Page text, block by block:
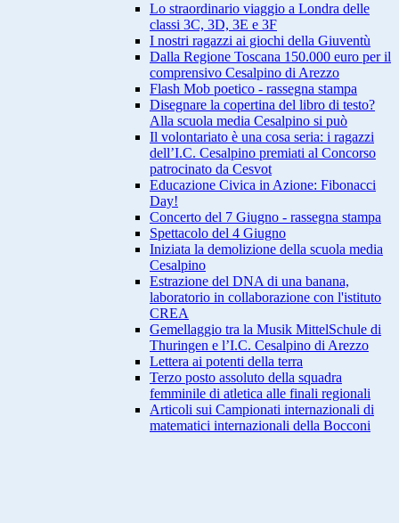
Lo straordinario viaggio a Londra delle
classi 3C, 3D, 3E e 3F
I nostri ragazzi ai giochi della Giuventù
Dalla Regione Toscana 150.000 euro per il
comprensivo Cesalpino di Arezzo
Flash Mob poetico - rassegna stampa
Disegnare la copertina del libro di testo?
Alla scuola media Cesalpino si può
Il volontariato è una cosa seria: i ragazzi
dell’I.C. Cesalpino premiati al Concorso
patrocinato da Cesvot
Educazione Civica in Azione: Fibonacci
Day!
Concerto del 7 Giugno - rassegna stampa
Spettacolo del 4 Giugno
Iniziata la demolizione della scuola media
Cesalpino
Estrazione del DNA di una banana,
laboratorio in collaborazione con l'istituto
CREA
Gemellaggio tra la Musik MittelSchule di
Thuringen e l’I.C. Cesalpino di Arezzo
Lettera ai potenti della terra
Terzo posto assoluto della squadra
femminile di atletica alle finali regionali
Articoli sui Campionati internazionali di
matematici internazionali della Bocconi